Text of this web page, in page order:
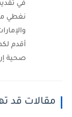
في
نغطي
أقدم
صحية
مقالات قد